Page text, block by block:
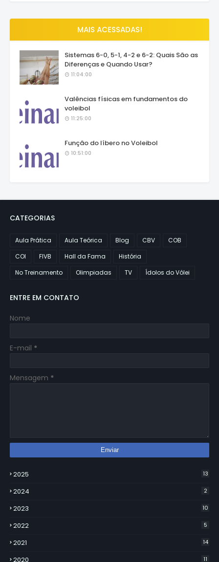
MAIS ACESSADAS!
Sistemas 6-0, 5-1, 4-2 e 6-2: Quais São as
Diferenças e Quando Usar?
11:04:00
Valências físicas em fundamentos do
voleibol
11:25:00
Função do líbero no Voleibol
10:51:00
CATEGORIAS
Aula Prática Aula Teórica Blog CBV
COB
COI
FIVB Hall da Fama
História
No Treinamento
Olimpiadas TV Ídolos do Vôlei
ENTRE EM CONTATO
Nome
E-mail *
Mensagem *
2025 13
2024 2
2023 10
2022 5
2021 14
2020 11